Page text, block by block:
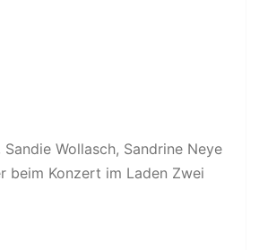
Wollasch, Sandrine Neye
beim Konzert im Laden Zwei